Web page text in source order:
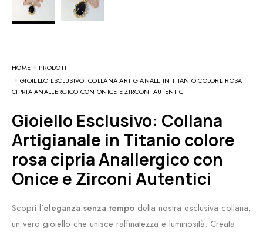
HOME
PRODOTTI
GIOIELLO ESCLUSIVO: COLLANA ARTIGIANALE IN TITANIO COLORE ROSA
CIPRIA ANALLERGICO CON ONICE E ZIRCONI AUTENTICI
Gioiello Esclusivo: Collana
Artigianale in Titanio colore
rosa cipria Anallergico con
Onice e Zirconi Autentici
Scopri l’eleganza senza tempo della nostra esclusiva collana,
un vero gioiello che unisce raffinatezza e luminosità. Creata